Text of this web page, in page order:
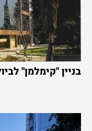
בניין "קימלמן"